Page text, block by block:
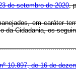
de setembro de 2020,
em caráter
da Cidadania, os
10.897, de 16 de